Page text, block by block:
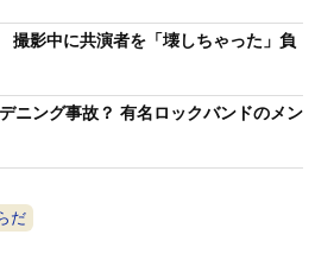
撮影中に共演者を「壊しちゃった」負
ニング事故？ 有名ロックバンドのメン
だ